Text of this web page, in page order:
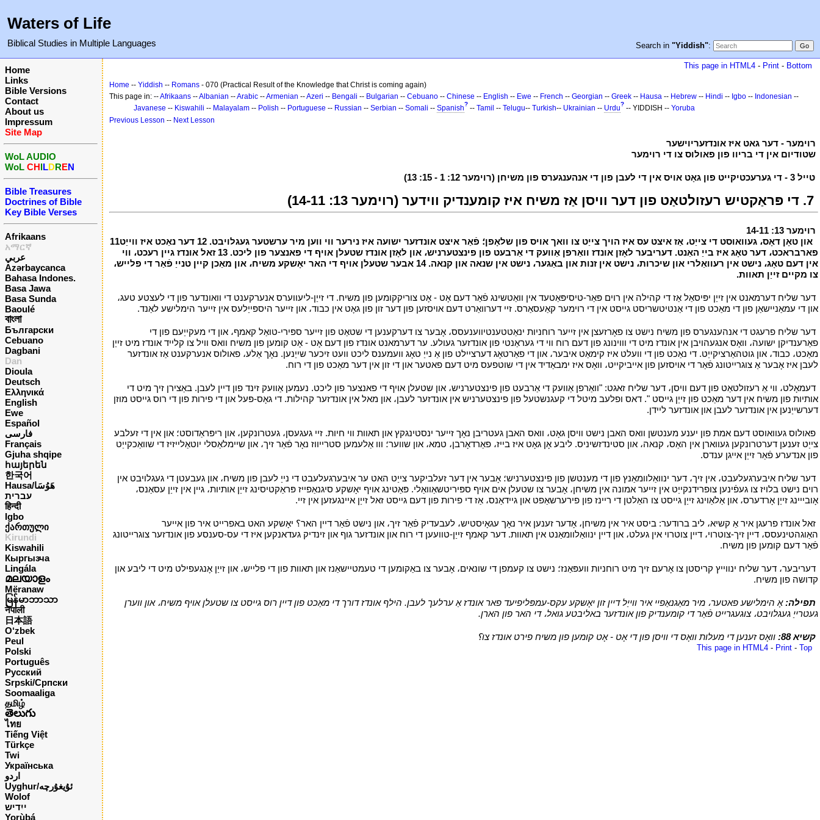
Waters of Life
Biblical Studies in Multiple Languages Search in "Yiddish":
Home
Links
Bible Versions
Contact
About us
Impressum
Site Map
WoL AUDIO
WoL CHILDREN
Bible Treasures
Doctrines of Bible
Key Bible Verses
Afrikaans
አማርኛ
عربي
Azərbaycanca
Bahasa Indones.
Basa Jawa
Basa Sunda
Baoulé
বাংলা
Български
Cebuano
Dagbani
Dan
Dioula
Deutsch
Ελληνικά
English
Ewe
Español
فارسی
Français
Gjuha shqipe
հայերեն
한국어
Hausa/هَوُسَا
עברית
हिन्दी
Igbo
ქართული
Kirundi
Kiswahili
Кыргызча
Lingála
മലയാളം
Mëranaw
မြန်မာဘာသာ
नेपाली
日本語
O‘zbek
Peul
Polski
Português
Русский
Srpski/Српски
Soomaaliga
தமிழ்
తెలుగు
ไทย
Tiếng Việt
Türkçe
Twi
Українська
اردو
Uyghur/ئۇيغۇرچه
Wolof
ייִדיש
Yorùbá
This page in HTML4 - Print - Bottom
Home -- Yiddish -- Romans - 070 (Practical Result of the Knowledge that Christ is coming again)
This page in: --Afrikaans --Albanian --Arabic --Armenian --Azeri -- Bengali -- Bulgarian -- Cebuano -- Chinese -- English -- Ewe -- French -- Georgian -- Greek -- Hausa -- Hebrew -- Hindi -- Igbo -- Indonesian --
Javanese -- Kiswahili -- Malayalam -- Polish -- Portuguese -- Russian -- Serbian -- Somali -- Spanish? -- Tamil -- Telugu-- Turkish-- Ukrainian -- Urdu? -- YIDDISH -- Yoruba
Previous Lesson -- Next Lesson
רוימער - דער גאט איז אונדזעריוישער
שטודיום אין די בריוו פון פאולוס צו די רוימער
טייל 3 - די גערעכטיקייט פון גאָט אויס אין די לעבן פון די אנהענגערס פון משיחן (רוימער 12: 1 - 15: 13)
7. די פּראַקטיש רעזולטאַט פון דער וויסן אַז משיח איז קומענדיק ווידער (רוימער 13: 14-11)
רוימער 13: 14-11
11און טאָן דאָס، געוואוסט די צייַט، אַז איצט עס איז הויך צייַט צו וואך אויס פון שלאָפן؛ פֿאַר איצט אונדזער ישועה איז נירער ווי ווען מיר ערשטער געגלויבט. 12 דער נאַכט איז ווייַט
פארבראכט، דער טאָג איז בייַ האַנט. דעריבער לאָזן אונדז וואַרפן אַוועק די אַרבעט פון פינצטערניש، און לאָזן אונדז שטעלן אויף די פאנצער פון ליכט. 13 זאל אונדז גיין רעכט، ווי
אין דעם טאָג، נישט אין רעוואַלרי און שיכרות، נישט אין זנות און באַגער، נישט אין שנאה און קנאה. 14 אבער שטעלן אויף די האר יאָשקע משיח، און מאַכן קיין טנייַ פֿאַר די פלייש،
צו מקיים זייַן תאוות.
דער שליח דערמאנט אין זייַן יפּיסאַל אַז די קהילה אין רוים פּאַר-טיסיפּאַטעד אין וואַטשינג פֿאַר דעם אָט - אָט צוריקקומען פון משיח. די זייַן-ליעווערס אנערקענט די וואונדער פון די לעצטע טעג،
און די עמאַניישאַן פון די מאַכט פון די אַנטיטשריסט גייסט אין די רוימער קאַעסאַרס. זיי דערוואַרט דעם אויסזען פון דער זון פון גאָט אין כבוד، און זייער היספּייַלעס אין זייער הימלישע לאַנד.
דער שליח פרעגט די אנהענגערס פון משיח נישט צו פאָרזעצן אין זייער רוחניות ינאַטטענטיווענעסס، אָבער צו דערקענען די שטאַט פון זייער ספּירי-טואַל קאמף، און די מעקייַעם פון די
פאַרענדיקן ישועה، וואָס אנגעהויבן אין אונדז מיט די וווינונג פון דעם רוח ווי די געראַנטי פון אונדזער געולע. ער דערמאנט אונדז פון דעם אָט - אָט קומען פון משיח וואס וויל צו קלייד אונדז מיט זייַן
מאַכט، כבוד، און גוטהאַרציקייַט. די נאַכט פון די וועלט איז קימאַט איבער، און די פאַרטאָג דערציילט פון אַ נייַ טאָג וועמענס ליכט וועט זיכער שייַנען. נאָך אַלע، פאולוס אנערקענט אַז אונדזער
לעבן איז אָבער אַ צוגרייטונג פֿאַר די אויסזען פון אייביקייט، וואָס איז ימבאַדיד אין די שוטפעס מיט דעם פאטער און די זון אין דער מאַכט פון די רוח.
דעמאָלט، ווי אַ רעזולטאַט פון דעם וויסן، דער שליח זאגט: "וואַרפן אַוועק די אַרבעט פון פינצטערניש، און שטעלן אויף די פאנצער פון ליכט. נעמען אַוועק זינד פון דיין לעבן. באַצירן זיך מיט די
אותיות פון משיח אין דער מאַכט פון זייַן גייסט ". דאס ופלעב מיטל די קעגנשטעל פון פינצטערניש אין אונדזער לעבן، און מאל אין אונדזער קהילות. די גאָס-פּעל און די פירות פון די רוס גייסט מוזן
דערשייַנען אין אונדזער לעבן און אונדזער ליידן.
פאולוס געוואוסט דעם אמת פון יענע מענטשן וואס האבן נישט וויסן גאָט، וואס האבן געטריבן נאָך זייער ינסטינגקץ און תאוות ווי חיות. זיי געגעסן، געטרונקען، און ריפּראַדוסט؛ און אין די זעלבע
צייַט זענען דערטרונקען געווארן אין האַס، קנאה، און סטינדזשיניס. ליבע אָן גאָט איז בייז، פאַרדאָרבן، טמא، און שווער؛ ווו אַלעמען סטרייווז נאָר פֿאַר זיך، און שיימלאַסלי יוטאַלייזיז די שוואַכקייַט
פון אנדערע פֿאַר זייַן אייגן ענדס.
דער שליח איבערגעלעבט، אין זיך، דער ינוואַלוומאַנץ פון די מענטשן פון פינצטערניש؛ אָבער אין דער זעלביקער צייַט האט ער איבערגעלעבט די נייַ לעבן פון משיח، און געבעטן די געגלויבט אין
רוים נישט בלויז צו געפֿינען צופרידנקייַט אין זייער אמונה אין משיחן، אָבער צו שטעלן אים אויף ספּיריטשאַוואַלי. פּאַטינג אויף יאָשקע סיגנאַפייז פּראַקטיסינג זייַן אותיות، גיין אין זייַן עסאַנס،
אָובייינג זייַן אָרדערס، און אַלאַוינג זייַן גייסט צו האַלטן די ריינז פון פירערשאַפט און גיידאַנס، אַז די פירות פון דעם גייסט זאל זייַן איינגעזען אין זיי.
זאל אונדז פרעגן איר אַ קשיא، ליב ברודער: ביסט איר אין משיחן، אָדער זענען איר נאָך עגאָיסטיש، לעבעדיק פֿאַר זיך، און נישט פֿאַר דיין האר؟ יאָשקע האט באפרייט איר פון אייער
האַוגהטינעסס، דיין זיך-צוטרוי، דיין צוטרוי אין געלט، און דיין ינוואַלוומאַנט אין תאוות. דער קאמף זייַן-טוועען די רוח און אונדזער גוף און זינדיק געדאנקען איז די עס-סענסע פון ​​אונדזער צוגרייטונג
פֿאַר דעם קומען פון משיח.
דעריבער، דער שליח ינווייץ קריסטן צו אָרעם זיך מיט רוחניות וועפּאַנז؛ נישט צו קעמפן די שונאים، אָבער צו באַקומען די טעמטיישאַנז און תאוות פון די פלייש، און זייַן אָנגעפילט מיט די ליבע און
קדושה פון משיח.
תפילה: אָ הימלישע פאטער، מיר מאַגנאַפיי איר ווייַל דיין זון יאָשקע עקס-עמפּליפיעד פאר אונדז אַ ערלעך לעבן. הילף אונדז דורך די מאַכט פון דיין רוס גייסט צו שטעלן אויף משיח، און ווערן
געטרייַ געגלויבט، צוגעגרייט פֿאַר די קומענדיק פון אונדזער באליבטע גואל، די האר פון הארן.
קשיא 88: וואָס זענען די מעלות וואָס די וויסן פון די אָט - אָט קומען פון משיח פירט אונדז צו؟
This page in HTML4 - Print - Top